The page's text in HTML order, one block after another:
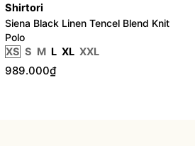
Shirtori
Siena Black Linen Tencel Blend Knit
Polo
XS S M L XL XXL
989.000₫